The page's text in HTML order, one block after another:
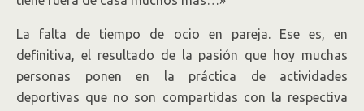
La falta de tiempo de ocio en pareja. Ese es, en
definitiva, el resultado de la pasión que hoy muchas
personas ponen en la práctica de actividades
deportivas que no son compartidas con la respectiva